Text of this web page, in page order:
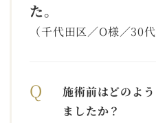
た。
（千代田区／O様／30代
Q
施術前はどのよ
ましたか？